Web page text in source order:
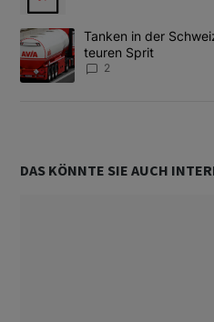
Ein Trendartikel mit dem Titel
Tanken in der
teuren Sprit
2
DAS KÖNNTE SIE AUCH